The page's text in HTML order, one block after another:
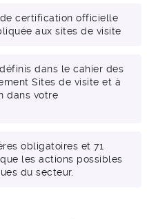
certification officielle
aux sites de visite
dans le cahier des
Sites de visite et à
dans votre
obligatoires et 71
les actions possibles
du secteur.